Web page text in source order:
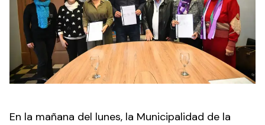
En la mañana del lunes, la Municipalidad de la